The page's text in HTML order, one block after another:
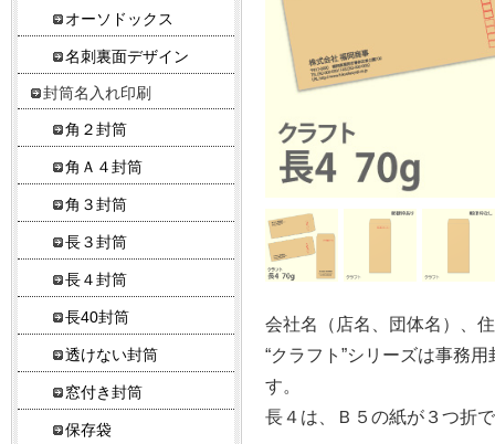
会社名（店名、団体名）、
“クラフト”シリーズは事務
す。
長４は、Ｂ５の紙が３つ折
オーソドックス
名刺裏面デザイン
封筒名入れ印刷
角２封筒
角Ａ４封筒
角３封筒
長３封筒
長４封筒
長40封筒
透けない封筒
窓付き封筒
保存袋